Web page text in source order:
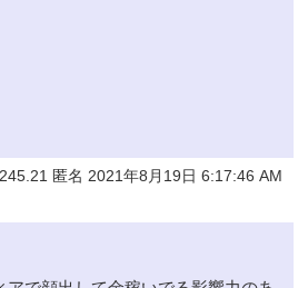
匿名 2021年8月19日 6:17:46 AM